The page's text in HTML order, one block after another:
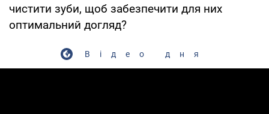
чистити зуби, щоб забезпечити для них
оптимальний догляд?
Відео дня